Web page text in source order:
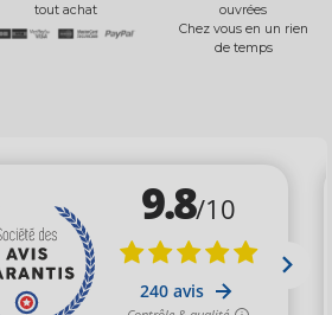
tout achat
ouvrées
Chez vous en un rien
de temps